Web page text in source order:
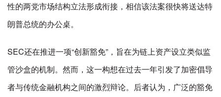
性的两党市场结构立法形成衔接，相信该法案很快将送达特
朗普总统的办公桌。
SEC还在推进一项“创新豁免”，旨在为链上资产设立类似监
管沙盒的机制。然而，这一构想在过去一年引发了加密倡导
者与传统金融机构之间的激烈辩论。后者认为，广泛的豁免